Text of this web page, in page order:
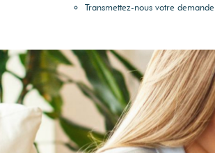
Transmettez-nous votre demande